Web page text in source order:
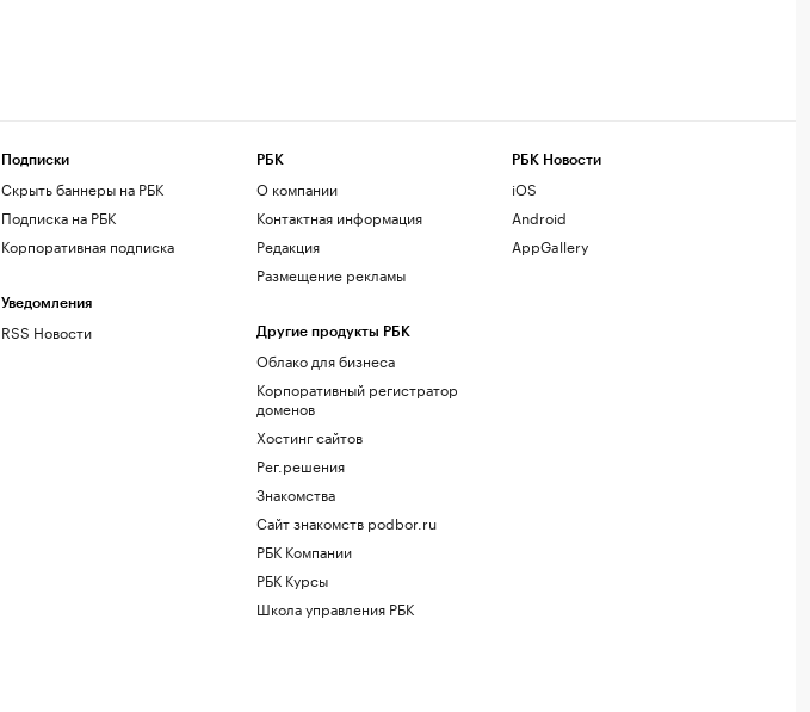
Подписки
Скрыть баннеры на РБК
Подписка на РБК
Корпоративная подписка
Уведомления
RSS Новости
РБК
О компании
Контактная информация
Редакция
Размещение рекламы
Другие продукты РБК
Облако для бизнеса
Корпоративный регистратор
доменов
Хостинг сайтов
Рег.решения
Знакомства
Сайт знакомств podbor.ru
РБК Компании
РБК Курсы
Школа управления РБК
РБК Новости
iOS
Android
AppGallery